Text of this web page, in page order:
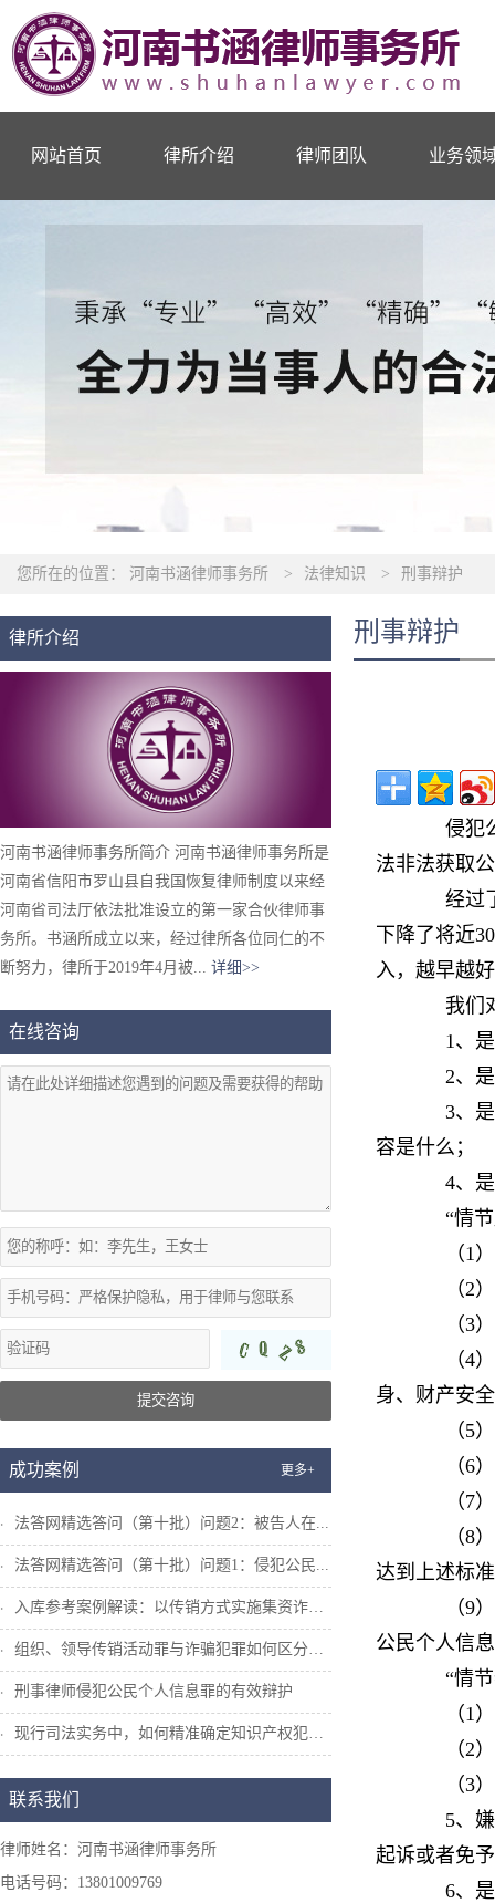
网站首页 律所介绍 律师团队 业务领
您所在的位置： 河南书涵律师事务所 > 法律知识 > 刑事辩护
律所介绍
河南书涵律师事务所简介 河南书涵律师事务所是
河南省信阳市罗山县自我国恢复律师制度以来经
河南省司法厅依法批准设立的第一家合伙律师事
务所。书涵所成立以来，经过律所各位同仁的不
断努力，律所于2019年4月被... 详细>>
在线咨询
提交咨询
成功案例 更多+
法答网精选答问（第十批）问题2：被告人在...
法答网精选答问（第十批）问题1：侵犯公民...
入库参考案例解读：以传销方式实施集资诈骗...
组织、领导传销活动罪与诈骗犯罪如何区分和...
刑事律师侵犯公民个人信息罪的有效辩护
现行司法实务中，如何精准确定知识产权犯罪...
联系我们
律师姓名：河南书涵律师事务所
电话号码：13801009769
刑事辩护
侵犯公
法非法获取
经过了
下降了将近
入，越早越
我们对
1、是
2、是
3、是
容是什么；
4、是
“情节
（1）
（2）
（3）
（4）
身、财产安
（5）
（6
（7）
（8）
达到上述标
（9）
公民个人信
“情节
（1）
（2）
（3）
5、嫌
起诉或者免
6、是